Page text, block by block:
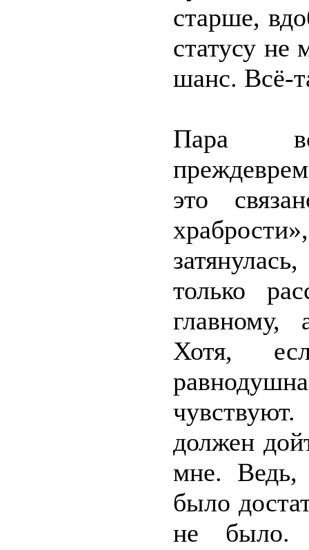
старше,
статусу не
шанс. Всё-
Пара
это
только
главному,
Хотя,
должен
мне. Ведь,
было
не было.